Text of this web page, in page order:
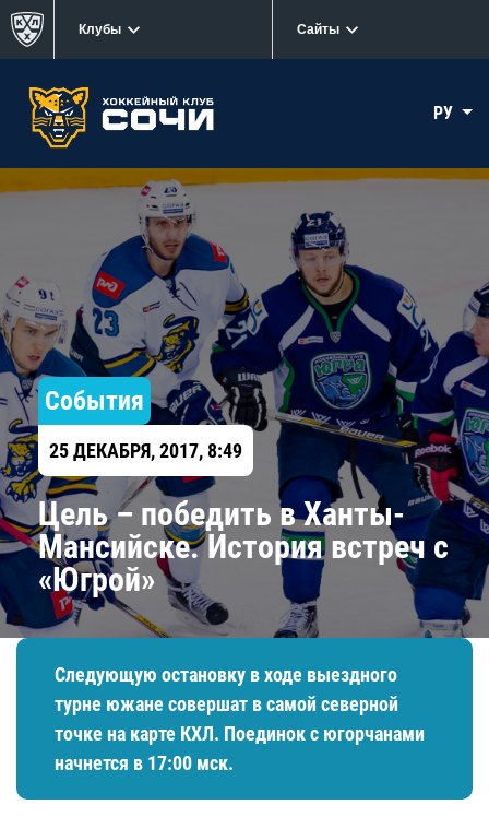
Клубы Сайты
РУ
События
25 ДЕКАБРЯ, 2017, 8:49
Цель – победить в Ханты-
Мансийске. История встреч с
«Югрой»
Следующую остановку в ходе выездного
турне южане совершат в самой северной
точке на карте КХЛ. Поединок с югорчанами
начнется в 17:00 мск.